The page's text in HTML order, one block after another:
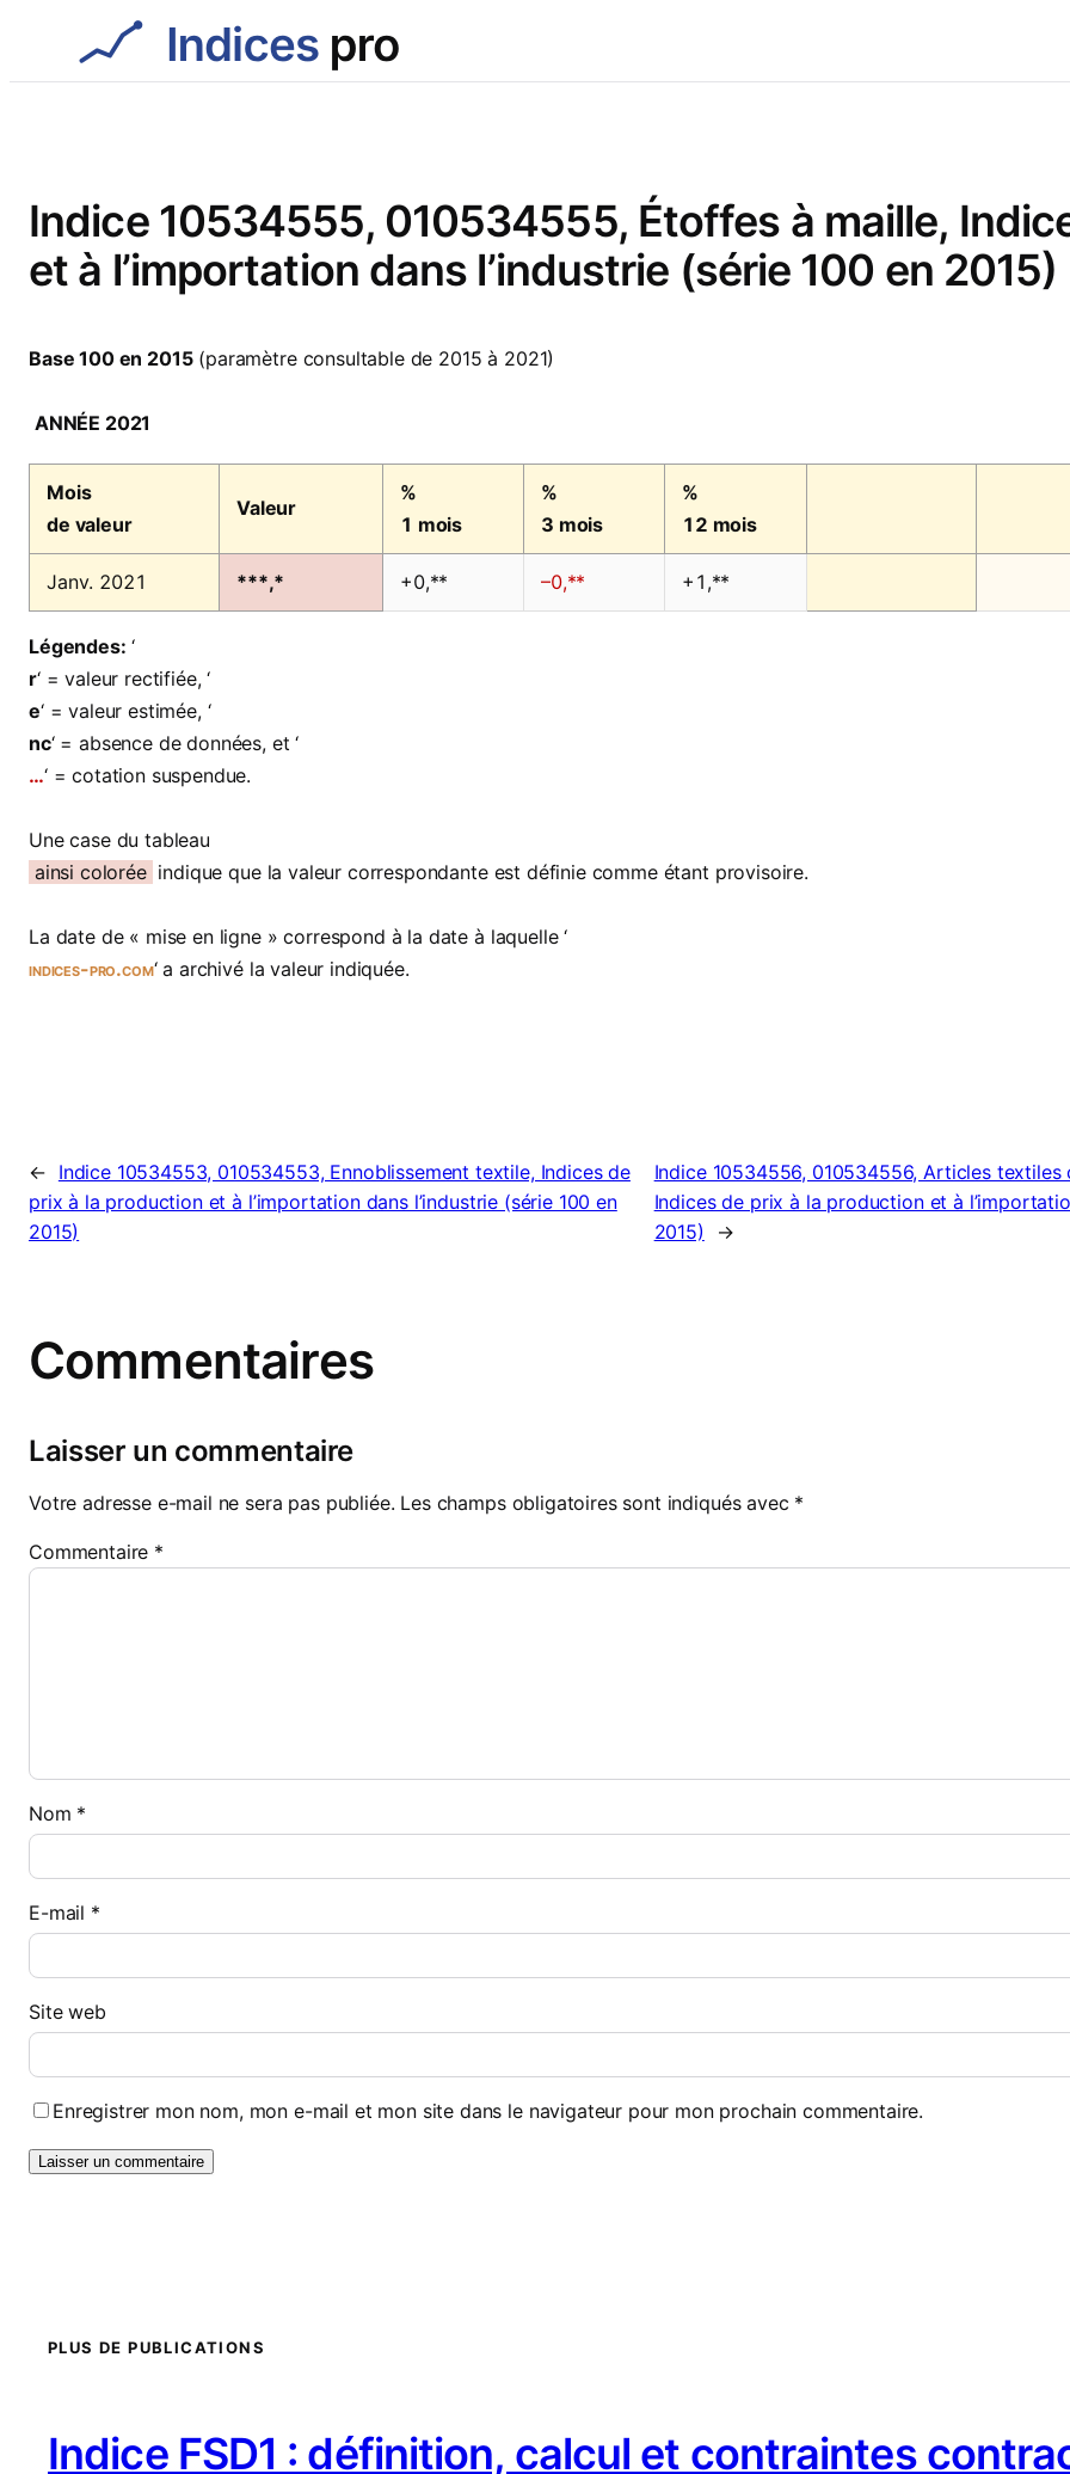
contenu
Indice 10534555, 010534555, Étoffes à maille,
et à l’importation dans l’industrie (série 100 en 2015)
Base 100 en 2015(paramètre consultable de 2015 à 2021)
ANNÉE 2021
Mois
de valeur
Valeur
%
1 mois
%
3 mois
%
12 mois
Janv. 2021 ***,* +0,** –0,** +1,**
Légendes: ‘
r‘ = valeur rectifiée, ‘
e‘ = valeur estimée, ‘
nc‘ = absence de données, et ‘
…‘ = cotation suspendue.
Une case du tableau
ainsi colorée indique que la valeur correspondante est définie comme étant provisoire.
La date de « mise en ligne » correspond à la date à laquelle ‘
indices-pro.com‘ a archivé la valeur indiquée.
← Indice 10534553, 010534553, Ennoblissement textile, Indices de
prix à la production et à l’importation dans l’industrie (série 100 en
2015)
Indice 10534556, 010534556, Articles
Indices de prix à la production et à
2015)
→
Commentaires
Laisser un commentaire
Votre adresse e-mail ne sera pas publiée. Les champs obligatoires sont indiqués avec *
Commentaire *
Nom *
E-mail *
Site web
Enregistrer mon nom, mon e-mail et mon site dans le navigateur pour mon prochain commentaire.
PLUS DE PUBLICATIONS
Indice FSD1 : définition, calcul et contraintes